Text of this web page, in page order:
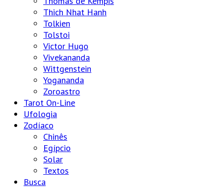
Thich Nhat Hanh
Tolkien
Tolstoi
Victor Hugo
Vivekananda
Wittgenstein
Yogananda
Zoroastro
Tarot On-Line
Ufologia
Zodíaco
Chinês
Egípcio
Solar
Textos
Busca